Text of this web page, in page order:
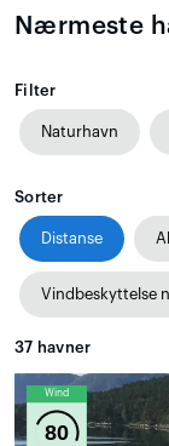
Nærmeste
Filter
Naturhavn
Sorter
Distanse
Vindbeskyttelse
37 havner
Wind
80